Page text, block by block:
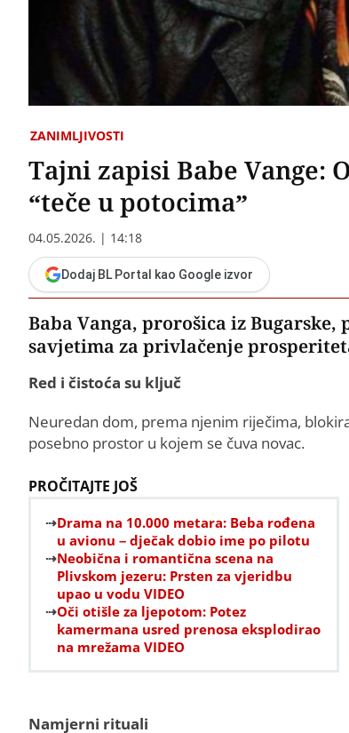
ZANIMLJIVOSTI
Tajni zapisi Babe Vange:
“teče u potocima”
04.05.2026. | 14:18
Dodaj BL Portal kao Google izvor
Baba Vanga, prorošica iz
savjetima za privlačenje
Red i čistoća su ključ
Neuredan dom, prema njenim riječima,
posebno prostor u kojem se čuva novac.
PROČITAJTE JOŠ
Drama na 10.000 metara: Beba rođena
u avionu – dječak dobio ime po pilotu
Neobična i romantična scena na
Plivskom jezeru: Prsten za vjeridbu
upao u vodu VIDEO
Oči otišle za ljepotom: Potez
kamermana usred prenosa eksplodirao
na mrežama VIDEO
Namjerni rituali